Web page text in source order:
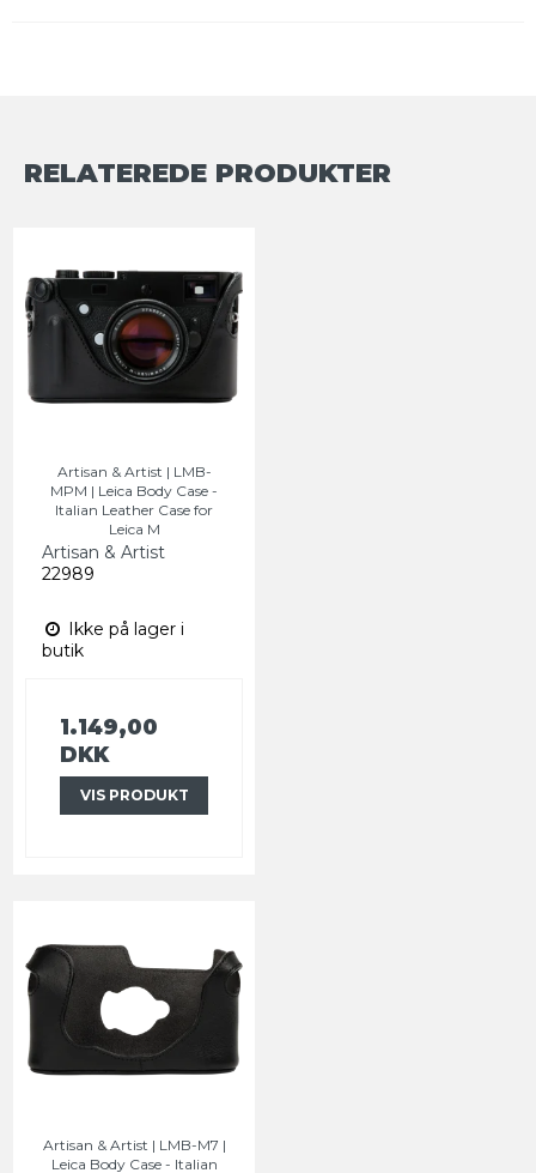
RELATEREDE PRODUKTER
Artisan & Artist | LMB-
MPM | Leica Body Case -
Italian Leather Case for
Leica M
Artisan & Artist
22989
Ikke på lager i
butik
1.149,00
DKK
VIS PRODUKT
Artisan & Artist | LMB-M7 |
Leica Body Case - Italian